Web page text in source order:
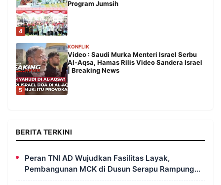
4
Program Jumsih
5
KONFLIK
Video : Saudi Murka Menteri Israel Serbu
Al-Aqsa, Hamas Rilis Video Sandera Israel
| Breaking News
BERITA TERKINI
Peran TNI AD Wujudkan Fasilitas Layak,
Pembangunan MCK di Dusun Serapu Rampung
Dikerjakan